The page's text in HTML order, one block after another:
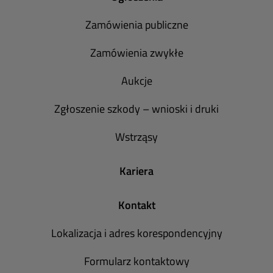
Zamówienia publiczne
Zamówienia zwykłe
Aukcje
Zgłoszenie szkody – wnioski i druki
Wstrząsy
Kariera
Kontakt
Lokalizacja i adres korespondencyjny
Formularz kontaktowy